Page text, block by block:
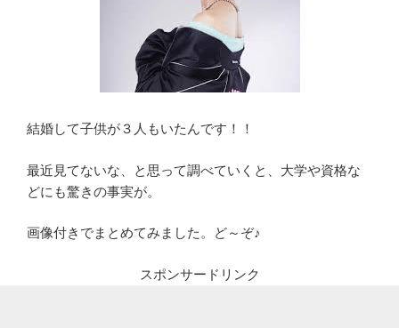
結婚して子供が３人もいたんです！！
最近見てないな、と思って調べていくと、大学や資格な
どにも驚きの事実が。
画像付きでまとめてみました。ど～ぞ♪
スポンサードリンク